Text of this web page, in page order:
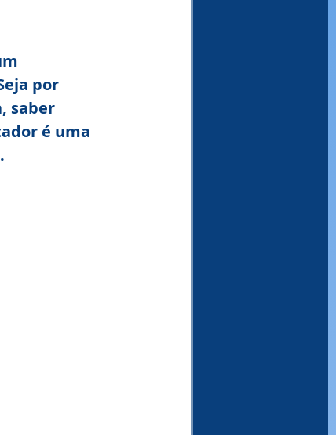
por
saber
é uma